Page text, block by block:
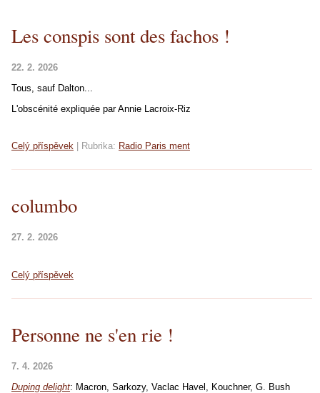
Les conspis sont des fachos !
22. 2. 2026
Tous, sauf Dalton...
L'obscénité expliquée par Annie Lacroix-Riz
Celý příspěvek Rubrika: Radio Paris ment
columbo
27. 2. 2026
Celý příspěvek
Personne ne s'en rie !
7. 4. 2026
Duping delight: Macron, Sarkozy, Vaclac Havel, Kouchner, G. Bush